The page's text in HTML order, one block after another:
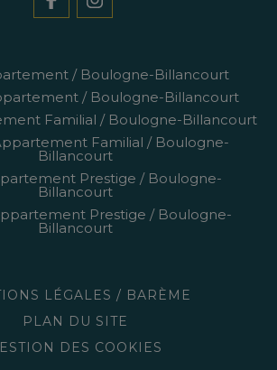
/ Boulogne-Billancourt
/ Boulogne-Billancourt
Familial / Boulogne-Billancourt
Familial / Boulogne-
Billancourt
Prestige / Boulogne-
Billancourt
Prestige / Boulogne-
Billancourt
LÉGALES / BARÈME
PLAN DU SITE
DES COOKIES